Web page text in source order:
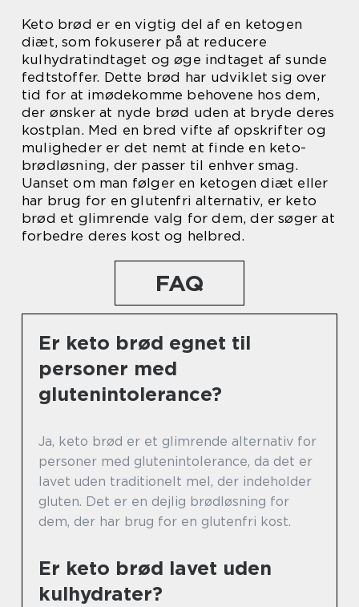
Keto brød er en vigtig del af en ketogen
diæt, som fokuserer på at reducere
kulhydratindtaget og øge indtaget af sunde
fedtstoffer. Dette brød har udviklet sig over
tid for at imødekomme behovene hos dem,
der ønsker at nyde brød uden at bryde deres
kostplan. Med en bred vifte af opskrifter og
muligheder er det nemt at finde en keto-
brødløsning, der passer til enhver smag.
Uanset om man følger en ketogen diæt eller
har brug for en glutenfri alternativ, er keto
brød et glimrende valg for dem, der søger at
forbedre deres kost og helbred.
FAQ
Er keto brød egnet til
personer med
glutenintolerance?
Ja, keto brød er et glimrende alternativ for
personer med glutenintolerance, da det er
lavet uden traditionelt mel, der indeholder
gluten. Det er en dejlig brødløsning for
dem, der har brug for en glutenfri kost.
Er keto brød lavet uden
kulhydrater?